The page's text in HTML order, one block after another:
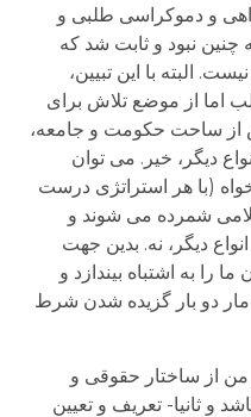
و دموکراسی طلبی و
نبود و ثابت شد که
البته با این تبیین،
اما از موضع تلاش برای
از ساحت حکومت و جامعه،
دیگر، خیر. می توان
(با هر استراتژی درست
شمرده می شوند و
دیگر، نه. بدین جهت
را به اشتباه بیندازد و
دو بار گزیده شدن شرط
من از ساختار حقوقی و
و ثانیا- تعریف و تعیین